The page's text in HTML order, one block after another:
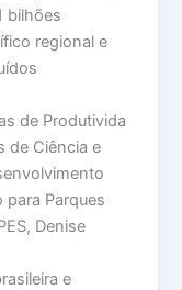
bilhões
regional e
de Produtivida
de Ciência e
para Parques
Denise
e